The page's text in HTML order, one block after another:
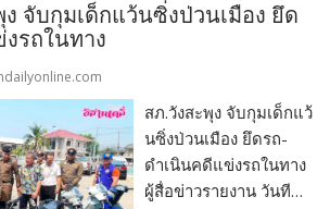
ง จับกุมเด็กแว้นซิ่งป่วนเมือง ยึด
รถในทาง
สภ.วังสะพุง จับกุมเด็กแว้
นซิ่งป่วนเมือง ยึดรถ-
ดำเนินคดีแข่งรถในทาง
ผู้สื่อข่าวรายงาน วันที…